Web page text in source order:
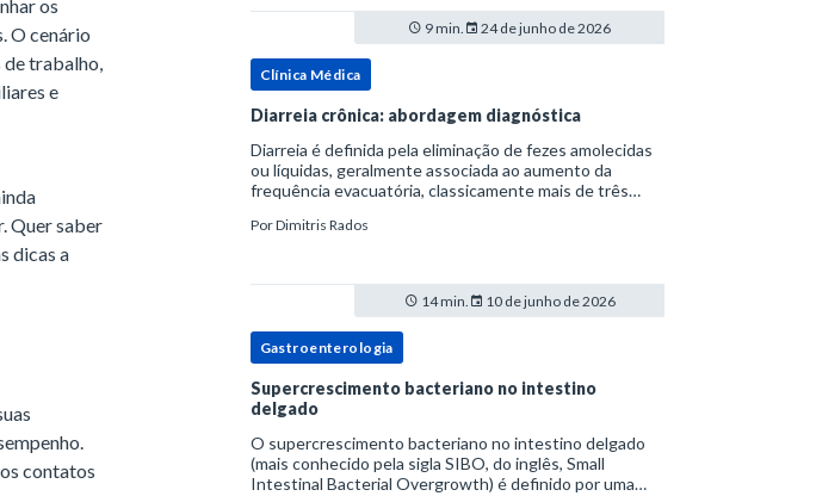
os
O cenário
de trabalho,
e
Quer saber
dicas a
contatos
9 min. 24 de junho de 2026
Clínica Médica
Diarreia crônica: abordagem diagnóstica
Diarreia é definida pela eliminação de fezes amolecidas
ou líquidas, geralmente associada ao aumento da
frequência evacuatória, classicamente mais de três
prática, a consistência das fezes costuma s
PorDimitris Rados
14 min. 10 de junho de 2026
Gastroenterologia
Supercrescimento bacteriano no intestino
delgado
O supercrescimento bacteriano no intestino delgado
(mais conhecido pela sigla SIBO, do inglês, Small
Intestinal Bacterial Overgrowth) é definido por uma